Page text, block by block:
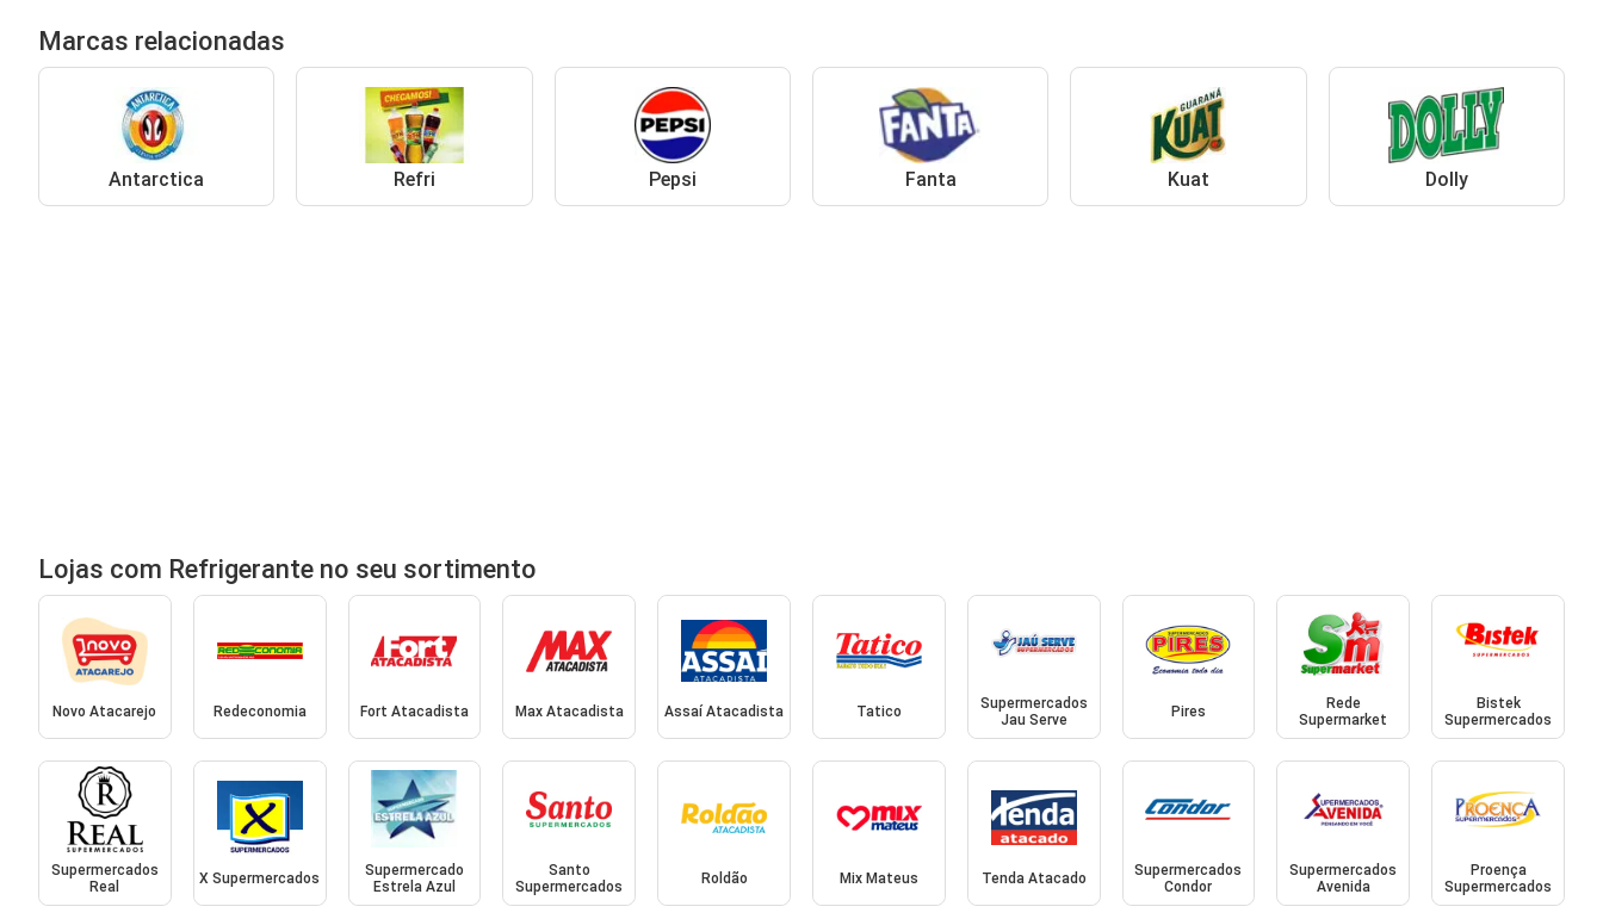
Marcas relacionadas
Antarctica Refri Pepsi Fanta Kuat Dolly
Lojas com Refrigerante no seu sortimento
Novo Atacarejo Redeconomia Fort Atacadista Max Atacadista Assaí Atacadista Tatico
Supermercados
Jau Serve
Pires
Rede
Supermarket
Bistek
Supermercados
Supermercados
Real
X Supermercados
Supermercado
Estrela Azul
Santo
Supermercados
Roldão Mix Mateus Tenda Atacado
Supermercados
Condor
Supermercados
Avenida
Proença
Supermercados